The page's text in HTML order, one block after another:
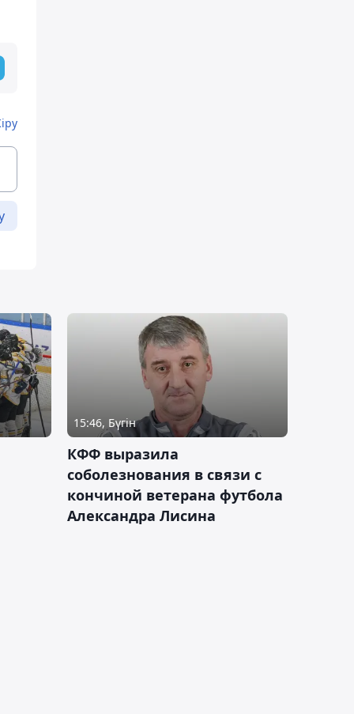
15:46, Бүгін
КФФ выразила
соболезнования в связи с
кончиной ветерана футбола
Александра Лисина